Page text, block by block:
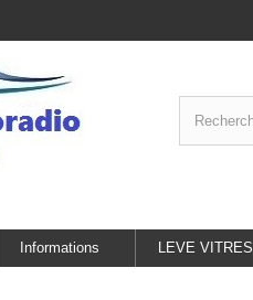
Informations LEVE VITRES